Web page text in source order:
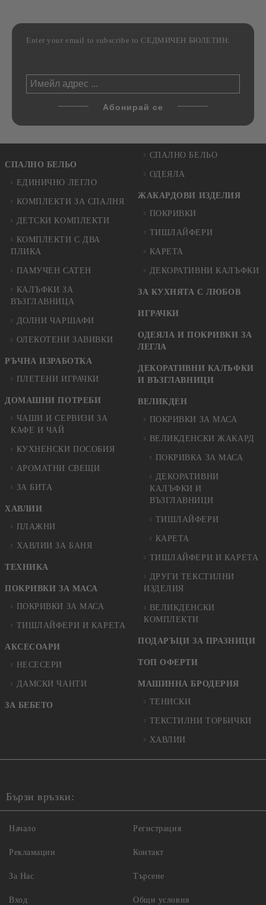
Enter your email to subscribe to СЕДМИЧЕН БЮЛЕТИН:
СПАЛНО БЕЛЬО
ЕДИНИЧНО ЛЕГЛО
КОМПЛЕКТИ ЗА СПАЛНЯ
ДЕТСКИ КОМПЛЕКТИ
КОМПЛЕКТИ С ДВА
ПЛИКА
ПАМУЧЕН САТЕН
КАЛЪФКИ ЗА
ВЪЗГЛАВНИЦА
ДОЛНИ ЧАРШАФИ
ОЛЕКОТЕНИ ЗАВИВКИ
РЪЧНА ИЗРАБОТКА
ПЛЕТЕНИ ИГРАЧКИ
ДОМАШНИ ПОТРЕБИ
ЧАШИ И СЕРВИЗИ ЗА
КАФЕ И ЧАЙ
КУХНЕНСКИ ПОСОБИЯ
АРОМАТНИ СВЕЩИ
ЗА БИТА
ХАВЛИИ
ПЛАЖНИ
ХАВЛИИ ЗА БАНЯ
ТЕХНИКА
ПОКРИВКИ ЗА МАСА
ПОКРИВКИ ЗА МАСА
ТИШЛАЙФЕРИ И КАРЕТА
АКСЕСОАРИ
НЕСЕСЕРИ
ДАМСКИ ЧАНТИ
ЗА БЕБЕТО
СПАЛНО БЕЛЬО
ОДЕЯЛА
ЖАКАРДОВИ ИЗДЕЛИЯ
ПОКРИВКИ
ТИШЛАЙФЕРИ
КАРЕТА
ДЕКОРАТИВНИ КАЛЪФКИ
ЗА КУХНЯТА С ЛЮБОВ
ИГРАЧКИ
ОДЕЯЛА И ПОКРИВКИ ЗА
ЛЕГЛА
ДЕКОРАТИВНИ КАЛЪФКИ
И ВЪЗГЛАВНИЦИ
ВЕЛИКДЕН
ПОКРИВКИ ЗА МАСА
ВЕЛИКДЕНСКИ ЖАКАРД
ПОКРИВКА ЗА МАСА
ДЕКОРАТИВНИ
КАЛЪФКИ И
ВЪЗГЛАВНИЦИ
ТИШЛАЙФЕРИ
КАРЕТА
ТИШЛАЙФЕРИ И КАРЕТА
ДРУГИ ТЕКСТИЛНИ
ИЗДЕЛИЯ
ВЕЛИКДЕНСКИ
КОМПЛЕКТИ
ПОДАРЪЦИ ЗА ПРАЗНИЦИ
ТОП ОФЕРТИ
МАШИННА БРОДЕРИЯ
ТЕНИСКИ
ТЕКСТИЛНИ ТОРБИЧКИ
ХАВЛИИ
Бързи връзки:
Начало
Рекламации
За Нас
Вход
Регистрация
Контакт
Търсене
Общи условия